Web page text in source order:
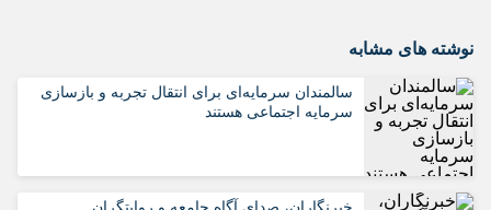
نوشته های مشابه
سالمندان سرمایه‌ای برای انتقال تجربه و بازسازی
سرمایه اجتماعی هستند